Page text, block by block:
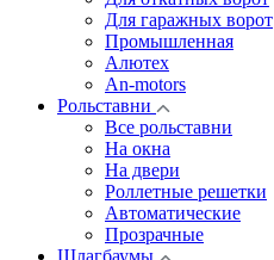
Для гаражных ворот
Промышленная
Алютех
An-motors
Рольставни
Все рольставни
На окна
На двери
Роллетные решетки
Автоматические
Прозрачные
Шлагбаумы